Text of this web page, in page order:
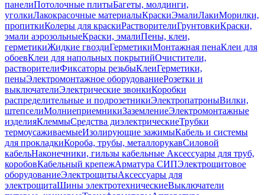
панелиПотолочные плитыБагеты, молдинги,
уголкиЛакокрасочные материалыКраскиЭмалиЛакиМорилки,
пропиткиКолеры для краскиРастворителиГрунтовкиКраски,
эмали аэрозольныеКраски, эмалиПены, клеи,
герметикиЖидкие гвоздиГерметикиМонтажная пенаКлеи для
обоевКлеи для напольных покрытийОчистители,
растворителиФиксаторы резьбыКлеиГерметики,
пеныЭлектромонтажное оборудованиеРозетки и
выключателиЭлектрические звонкиКоробки
распределительные и подрозетникиЭлектропатроныВилки,
штепселиМолниеприемникиЗаземлениеЭлектромонтажные
изделияКлеммыСредства диэлектрическиеТрубки
термоусаживаемыеИзолирующие зажимыКабель и системы
для прокладкиКороба, трубы, металлорукавСиловой
кабельНаконечники, гильзы кабельные Аксессуары для труб,
коробовКабельный крепежАрматура СИПЭлектрощитовое
оборудованиеЭлектрощитыАксессуары для
электрощитаШины электротехническиеВыключатели